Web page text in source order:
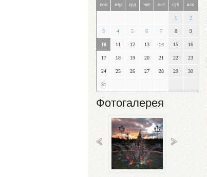
пон втр срд чет пят суб вск
1 2
3 4 5 6 7 8 9
10 11 12 13 14 15 16
17 18 19 20 21 22 23
24 25 26 27 28 29 30
31
Фотогалерея